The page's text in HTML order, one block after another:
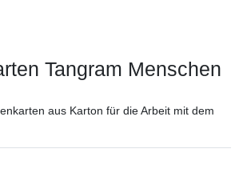
Tangram Menschen
aus Karton für die Arbeit mit dem